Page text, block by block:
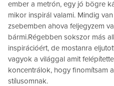
ember a metrón, egy jó bögre
mikor inspirál valami. Mindig
zsebemben ahova feljegyzem
bármi.Régebben sokszor más
inspirációért, de mostanra
vagyok a világgal amit
koncentrálok, hogy finomítsam
stílusomnak.